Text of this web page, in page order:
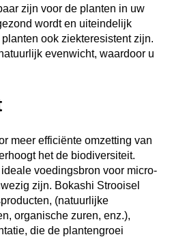
zijn voor de planten in uw
wordt en uiteindelijk
ook ziekteresistent zijn.
evenwicht, waardoor u
meer efficiënte omzetting van
het de biodiversiteit.
voedingsbron voor micro-
zijn. Bokashi Strooisel
(natuurlijke
organische zuren, enz.),
die de plantengroei